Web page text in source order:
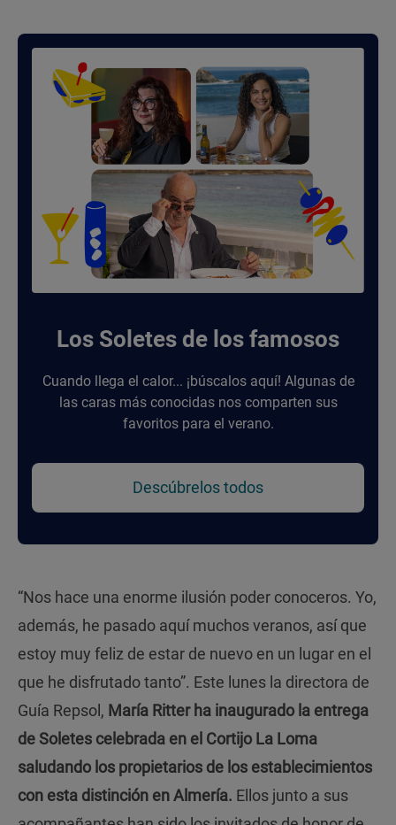
Los Soletes de los famosos
Cuando llega el calor... ¡búscalos aquí! Algunas de
las caras más conocidas nos comparten sus
favoritos para el verano.
Descúbrelos todos
“Nos hace una enorme ilusión poder conoceros. Yo,
además, he pasado aquí muchos veranos, así que
estoy muy feliz de estar de nuevo en un lugar en el
que he disfrutado tanto”. Este lunes la directora de
Guía Repsol, María Ritter ha inaugurado la entrega
de Soletes celebrada en el Cortijo La Loma
saludando los propietarios de los establecimientos
con esta distinción en Almería. Ellos junto a sus